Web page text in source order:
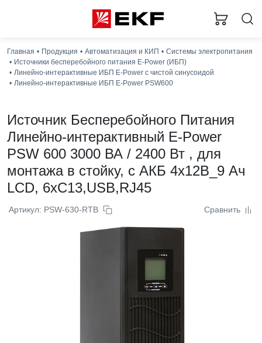
Главная Продукция Автоматизация и КИП
Системы электропитания
Источники бесперебойного питания E-Power (ИБП)
Линейно-интерактивные ИБП E-Power с чистой синусоидой
Линейно-интерактивные ИБП E-Power PSW600
Источник Бесперебойного Питания
Линейно-интерактивный E-Power
PSW 600 3000 ВА / 2400 Вт , для
монтажа в стойку, c АКБ 4x12В_9 Ач
LCD, 6xC13,USB,RJ45
Артикул: PSW-630-RTB Сравнить